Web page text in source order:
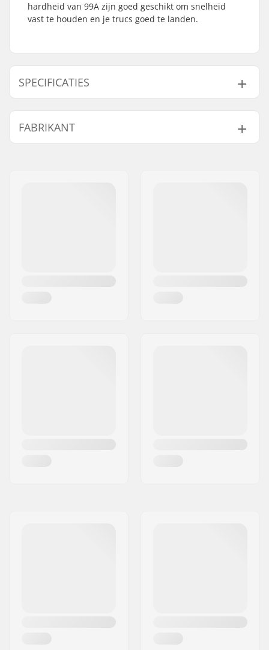
hardheid van 99A zijn goed geschikt om snelheid
vast te houden en je trucs goed te landen.
SPECIFICATIES
Wieldiameter:
50mm, 52mm, 54mm
Lagers:
Wielhardheid:
99A
FABRIKANT